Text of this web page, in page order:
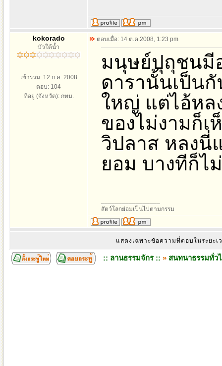
kokorado
บัวใต้น้ำ
เข้าร่วม: 12 ก.ค. 2008
ตอบ: 104
ที่อยู่ (จังหวัด): กทม.
ตอบเมื่อ: 14 ต.ค.2008, 1:23 pm
มนุษย์ปุถุชนมีอ
ดารานั้นเป็น
ใหญ่ แต่ไอ้หล
ของไม่งามก็
วิปลาส หลงนี่
ยอม บางทีก็ไ
สัตว์โลกย่อมเป็นไปตามกรรม
แสดงเฉพาะข้อความที่ตอบในระยะ
:: ลานธรรมจักร :: » สนทนาธรรมทั่ว